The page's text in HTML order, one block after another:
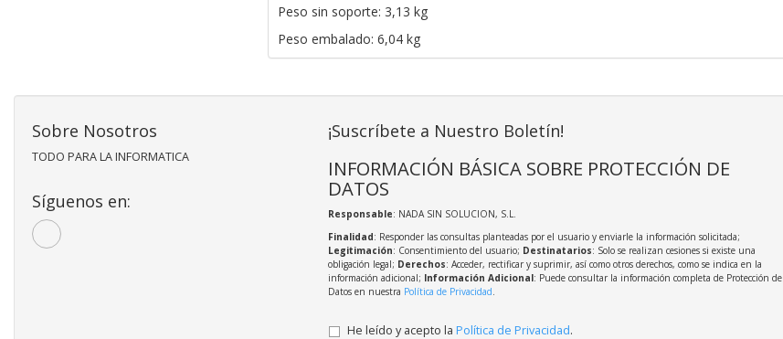
Peso sin soporte: 3,13 kg
Peso embalado: 6,04 kg
Sobre Nosotros
TODO PARA LA INFORMATICA
Síguenos en:
¡Suscríbete a Nuestro Boletín!
INFORMACIÓN BÁSICA SOBRE PROTECCIÓN DE
DATOS
Responsable: NADA SIN SOLUCION, S.L.
Finalidad: Responder las consultas planteadas por el usuario y enviarle la información solicitada;
Legitimación: Consentimiento del usuario; Destinatarios: Solo se realizan cesiones si existe una
obligación legal; Derechos: Acceder, rectificar y suprimir, así como otros derechos, como se indica en la
información adicional; Información Adicional: Puede consultar la información completa de Protección de
Datos en nuestra Política de Privacidad.
He leído y acepto la Política de Privacidad.